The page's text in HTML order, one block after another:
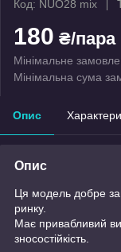
Код: NUO28 mix
180 ₴/пара
Мінімальне
Мінімальна сума
Опис
Опис
Ця модель добре
ринку.
Має привабливий
зносостійкість.